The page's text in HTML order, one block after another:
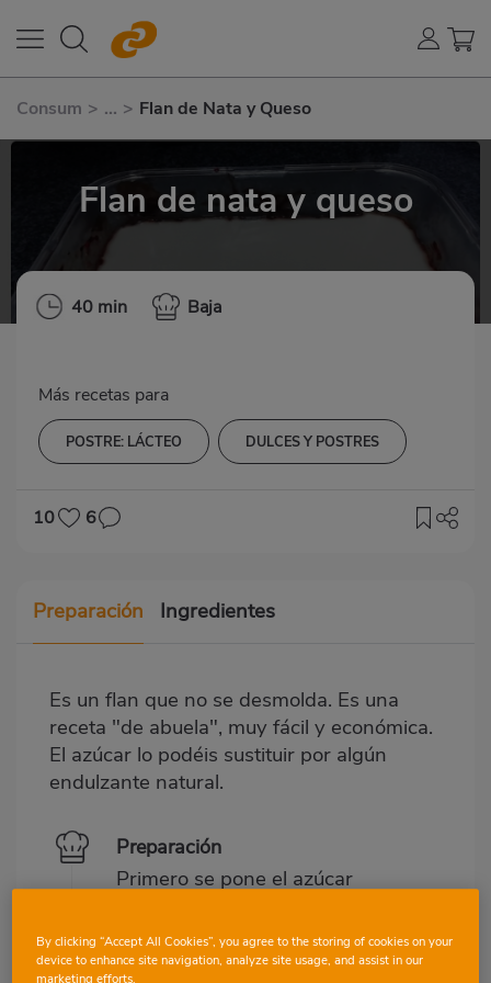
Consum > ... > Flan de Nata y Queso
Flan de nata y queso
40 min Baja
Más recetas para
POSTRE: LÁCTEO DULCES Y POSTRES
10 6
Preparación Ingredientes
Es un flan que no se desmolda. Es una
receta "de abuela", muy fácil y económica.
El azúcar lo podéis sustituir por algún
endulzante natural.
Preparación
Primero se pone el azúcar
molde de cristal, se puede
comprar hecho, yo lo hago en
By clicking “Accept All Cookies”, you agree to the storing of cookies on your
device to enhance site navigation, analyze site usage, and assist in our
marketing efforts.